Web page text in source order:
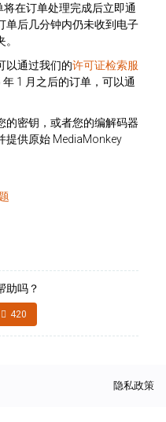
在订单处理完成后立即通
单后几分钟内仍未收到电子
以通过我们的许可证检索服
1 月之后的订单，可以通
的密钥，或者您的编解码器
提供原始 MediaMonkey
助吗？
420
隐私政策